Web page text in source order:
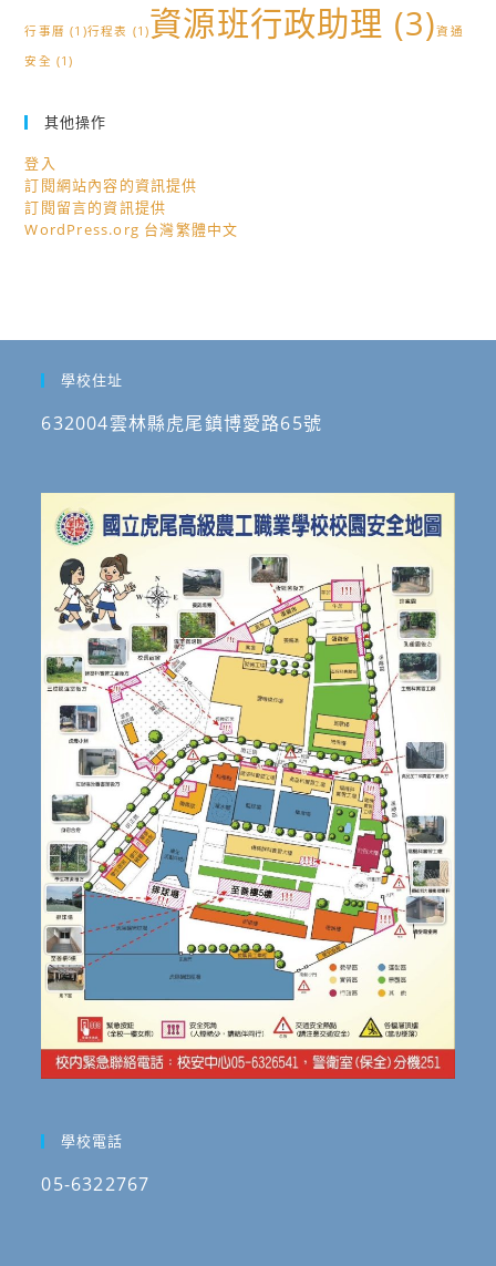
行事曆 (1)行程表 (1)資源班行政助理 (3)資通
安全 (1)
其他操作
登入
訂閱網站內容的資訊提供
訂閱留言的資訊提供
WordPress.org 台灣繁體中文
學校住址
632004雲林縣虎尾鎮博愛路65號
學校電話
05-6322767